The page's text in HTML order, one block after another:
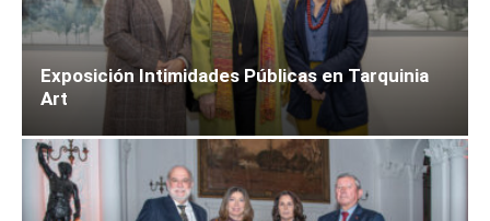
Exposición Intimidades Públicas en Tarquinia
Art